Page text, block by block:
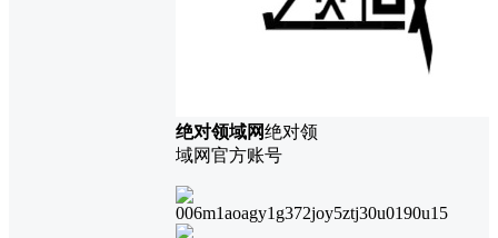
绝对领域网绝对领
域网官方账号